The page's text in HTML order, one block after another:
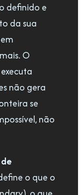
definido e
da sua
O
não gera
se
não
o que o